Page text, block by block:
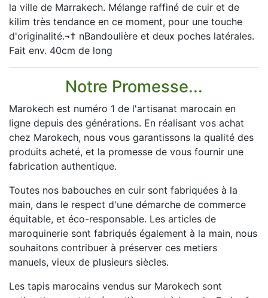
la ville de Marrakech. Mélange raffiné de cuir et de
kilim très tendance en ce moment, pour une touche
d'originalité.¬† nBandoulière et deux poches latérales.
Fait env. 40cm de long
Notre Promesse...
Marokech est numéro 1 de l'artisanat marocain en
ligne depuis des générations. En réalisant vos achat
chez Marokech, nous vous garantissons la qualité des
produits acheté, et la promesse de vous fournir une
fabrication authentique.
Toutes nos babouches en cuir sont fabriquées à la
main, dans le respect d'une démarche de commerce
équitable, et éco-responsable. Les articles de
maroquinerie sont fabriqués également à la main, nous
souhaitons contribuer à préserver ces metiers
manuels, vieux de plusieurs siècles.
Les tapis marocains vendus sur Marokech sont